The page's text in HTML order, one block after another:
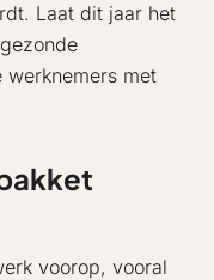
Laat dit jaar het
werknemers met
voorop, vooral